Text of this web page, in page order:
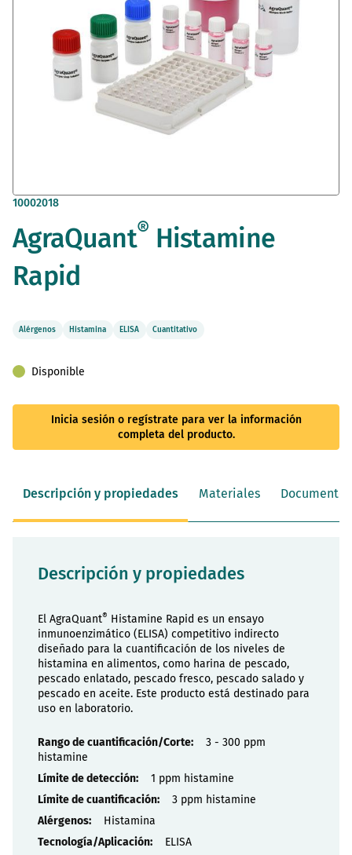
Saltar
comienzo
de
galería
10002018
AgraQuant® Histamine
Rapid
Alérgenos Histamina ELISA Cuantitativo
Disponible
Inicia sesión o regístrate para ver la información
completa del producto.
Descripción y propiedades Materiales Documentos
Descripción y propiedades
El AgraQuant® Histamine Rapid es un ensayo
inmunoenzimático (ELISA) competitivo indirecto
diseñado para la cuantificación de los niveles de
histamina en alimentos, como harina de pescado,
pescado enlatado, pescado fresco, pescado salado y
pescado en aceite. Este producto está destinado para
uso en laboratorio.
Propiedades
3 - 300 ppm
histamine
1 ppm histamine
3 ppm histamine
Histamina
ELISA